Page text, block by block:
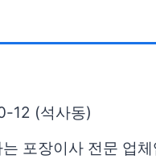
12 (석사동)
포장이사 전문 업